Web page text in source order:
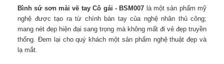
Bình sứ sơn mài vẽ tay Cô gái - BSM007 là một sản phẩm mỹ
nghệ được tạo ra từ chính bàn tay của nghệ nhân thủ công;
mang nét đẹp hiện đại sang trọng mà không mất đi vẻ đẹp truyền
thống. Đem lại cho quý khách một sản phẩm nghệ thuật đẹp và
lạ mắt.